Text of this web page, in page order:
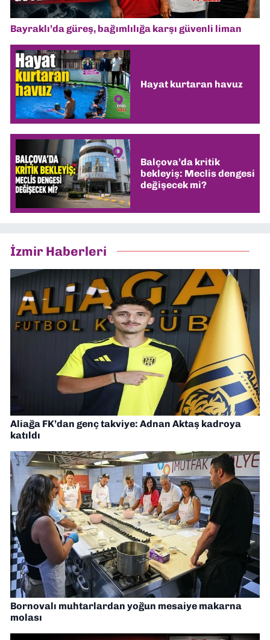
Bayraklı’da güreş, bağımlılığa karşı güvenli liman
Hayat kurtaran havuz
Balçova’da kritik
bekleyiş: Meclis dengesi
değişecek mi?
İzmir Haberleri
Aliağa FK’dan genç takviye: Adnan Aktaş kadroya
katıldı
Bornovalı muhtarlardan yoğun mesaiye makarna
molası